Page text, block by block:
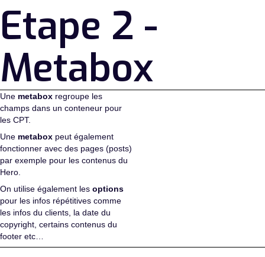
Etape 2 -
Metabox
Une metabox regroupe les
champs dans un conteneur pour
les CPT.
Une metabox peut également
fonctionner avec des pages (posts)
par exemple pour les contenus du
Hero.
On utilise également les options
pour les infos répétitives comme
les infos du clients, la date du
copyright, certains contenus du
footer etc…